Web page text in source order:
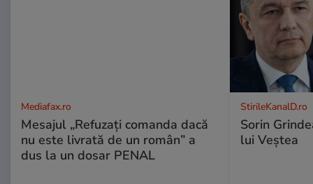
Mediafax.ro
Mesajul „Refuzați comanda dacă
nu este livrată de un român” a
dus la un dosar PENAL
StirileKanalD.ro
Sorin
lui Veștea